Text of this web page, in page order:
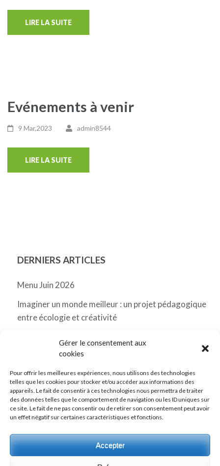
Gérer le consentement aux
cookies
Pour offrir les meilleures expériences, nous utilisons des technologies
telles que les cookies pour stocker et/ou accéder aux informations des
appareils. Le fait de consentir à ces technologies nous permettra de traiter
des données telles que le comportement de navigation ou les ID uniques sur
ce site. Le fait de ne pas consentir ou de retirer son consentement peut avoir
un effet négatif sur certaines caractéristiques et fonctions.
Accepter
LIRE LA SUITE
Evénements à venir
9 Mar,2023 admin8544
LIRE LA SUITE
DERNIERS ARTICLES
Menu Juin 2026
Imaginer un monde meilleur : un projet pédagogique
entre écologie et créativité
Classes de découverte
Menu Avril 2026 Messancy
Vers notre page Facebook